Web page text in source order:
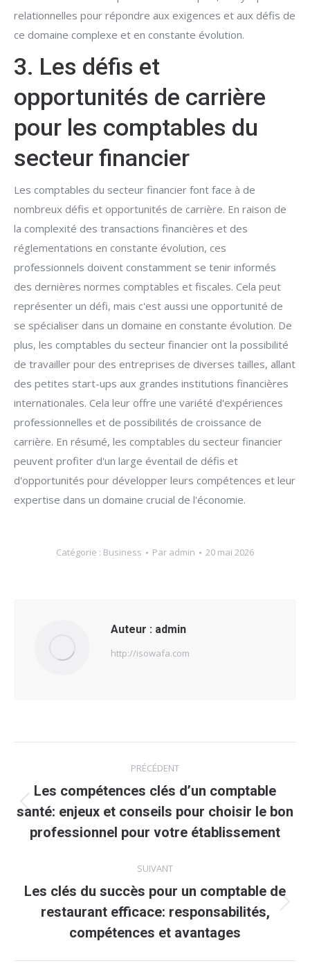
relationnelles pour répondre aux exigences et aux défis de
ce domaine complexe et en constante évolution.
3. Les défis et
opportunités de carrière
pour les comptables du
secteur financier
Les comptables du secteur financier font face à de
nombreux défis et opportunités de carrière. En raison de
la complexité des transactions financières et des
réglementations en constante évolution, ces
professionnels doivent constamment se tenir informés
des dernières normes comptables et fiscales. Cela peut
représenter un défi, mais c'est aussi une opportunité de
se spécialiser dans un domaine en constante évolution. De
plus, les comptables du secteur financier ont la possibilité
de travailler pour des entreprises de diverses tailles, allant
des petites start-ups aux grandes institutions financières
internationales. Cela leur offre une variété d'expériences
professionnelles et de possibilités de croissance de
carrière. En résumé, les comptables du secteur financier
peuvent profiter d'un large éventail de défis et
d'opportunités pour développer leurs compétences et leur
expertise dans un domaine crucial de l'économie.
Catégorie : Business Par admin 20 mai 2026
Auteur : admin
http://isowafa.com
article
PRÉCÉDENT
Article
précédent
Les compétences clés d’un comptable
santé: enjeux et conseils pour choisir le bon
professionnel pour votre établissement
SUIVANT
Article
suivant
Les clés du succès pour un comptable de
restaurant efficace: responsabilités,
compétences et avantages